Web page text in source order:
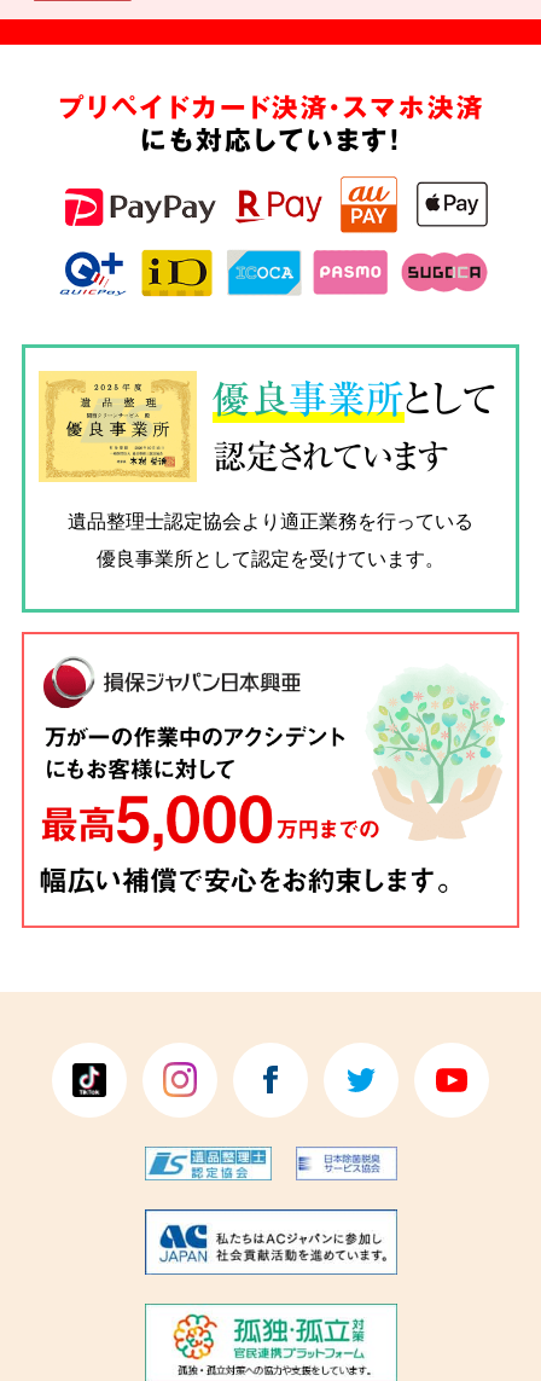
プリペイドカード決済・スマホ決済
にも対応しています!
優良事業所として
認定されています
遺品整理士認定協会より適正業務を行っている
優良事業所として認定を受けています。